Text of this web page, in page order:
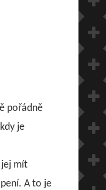
pořádně
je
jej mít
A to je